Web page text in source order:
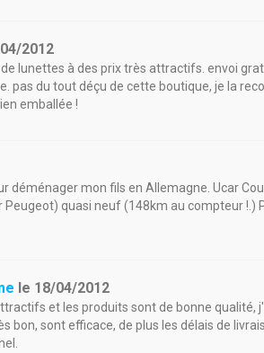
2012
lunettes à des prix très attractifs. envoi
pas du tout déçu de cette boutique, je la
emballée !
déménager mon fils en Allemagne. Ucar
quasi neuf (148km au compteur !.)
le 18/04/2012
et les produits sont de bonne qualité,
bon, sont efficace, de plus les délais de